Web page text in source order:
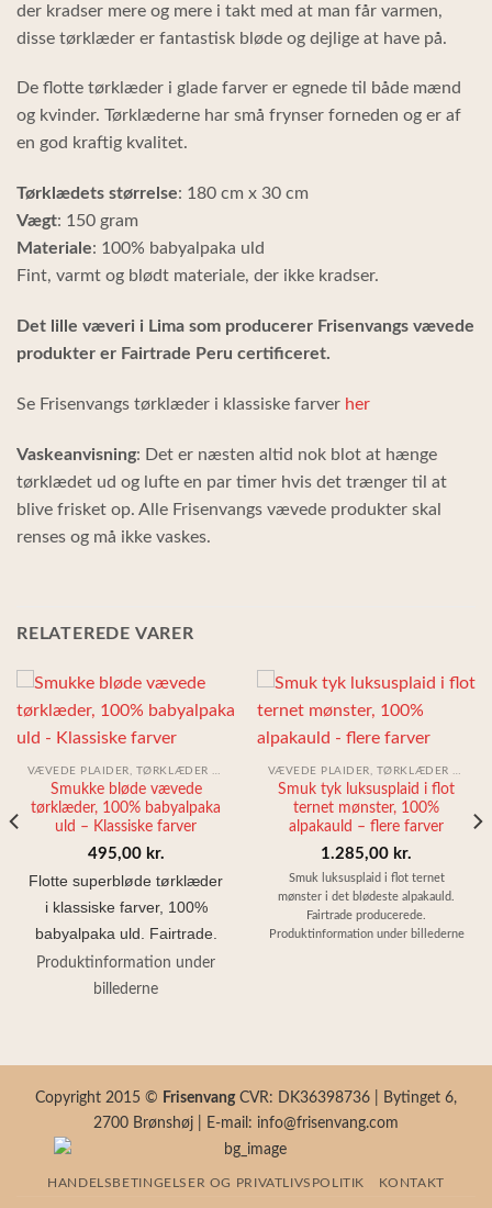
der kradser mere og mere i takt med at man får varmen,
disse tørklæder er fantastisk bløde og dejlige at have på.
De flotte tørklæder i glade farver er egnede til både mænd
og kvinder. Tørklæderne har små frynser forneden og er af
en god kraftig kvalitet.
Tørklædets størrelse: 180 cm x 30 cm
Vægt: 150 gram
Materiale: 100% babyalpaka uld
Fint, varmt og blødt materiale, der ikke kradser.
Det lille væveri i Lima som producerer Frisenvangs vævede
produkter er Fairtrade Peru certificeret.
Se Frisenvangs tørklæder i klassiske farver her
Vaskeanvisning: Det er næsten altid nok blot at hænge
tørklædet ud og lufte en par timer hvis det trænger til at
blive frisket op. Alle Frisenvangs vævede produkter skal
renses og må ikke vaskes.
RELATEREDE VARER
Smukke bløde vævede
tørklæder, 100% babyalpaka
uld – Klassiske farver
495,00 kr.
Flotte superbløde tørklæder
i klassiske farver, 100%
babyalpaka uld. Fairtrade.
Produktinformation under
billederne
Smuk tyk luksusplaid i flot
ternet mønster, 100%
alpakauld – flere farver
1.285,00 kr.
Smuk luksusplaid i flot ternet
mønster i det blødeste alpakauld.
Fairtrade producerede.
Produktinformation under billederne
Copyright 2015 © FrisenvangCVR: DK36398736 | Bytinget 6,
2700 Brønshøj | E-mail: info@frisenvang.com
HANDELSBETINGELSER OG PRIVATLIVSPOLITIK KONTAKT